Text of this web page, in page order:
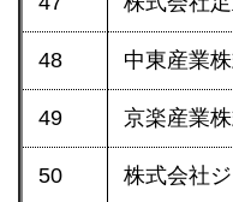
48 中東産業
49 京楽産業
50 株式会社